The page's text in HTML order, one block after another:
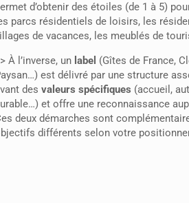
d’obtenir des étoiles (de 1 à 5)
parcs résidentiels de loisirs, les
de vacances, les meublés de
À l’inverse, un label (Gîtes de France,
est délivré par une structure
des valeurs spécifiques (accueil,
et offre une reconnaissance
deux démarches sont
différents selon votre